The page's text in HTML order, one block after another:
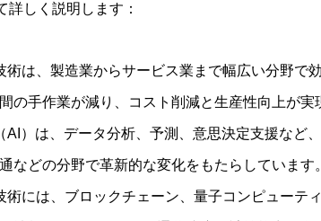
詳しく説明します：
術は、製造業からサービス業まで幅広い分野で
の手作業が減り、コスト削減と生産性向上が実
AI）は、データ分析、予測、意思決定支援など
などの分野で革新的な変化をもたらしています。
術には、ブロックチェーン、量子コンピューテ